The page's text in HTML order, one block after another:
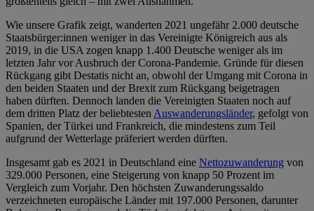
Wie unsere Grafik zeigt, wanderten 2021 ungefähr 2.000 deutsche
Staatsbürger:innen weniger in das Vereinigte Königreich aus als
2019, in die USA zogen knapp 1.400 Deutsche weniger als im
letzten Jahr vor Ausbruch der Corona-Pandemie. Gründe für diesen
Rückgang gibt Destatis nicht an, obwohl der Umgang mit Corona in
den beiden Staaten und der Brexit zum Rückgang beigetragen
haben dürften. Dennoch landen die Vereinigten Staaten noch auf
dem dritten Platz der beliebtestenAuswanderungsländer, gefolgt von
Spanien, der Türkei und Frankreich, die mindestens zum Teil
aufgrund der Wetterlage präferiert werden dürften.
Insgesamt gab es 2021 in Deutschland eine Nettozuwanderung von
329.000 Personen, eine Steigerung von knapp 50 Prozent im
Vergleich zum Vorjahr. Den höchsten Zuwanderungssaldo
verzeichneten europäische Länder mit 197.000 Personen, darunter